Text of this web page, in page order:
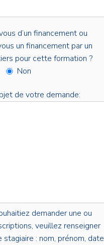
d’un financement ou
un financement par un
pour cette formation ?
Non
de votre demande:
demander une ou
veuillez renseigner
stagiaire : nom, prénom, date